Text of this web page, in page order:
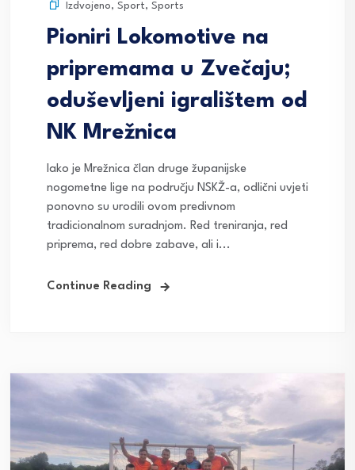
Izdvojeno, Sport, Sports
Pioniri Lokomotive na
pripremama u Zvečaju;
oduševljeni igralištem od
NK Mrežnica
Iako je Mrežnica član druge županijske
nogometne lige na području NSKŽ-a, odlični uvjeti
ponovno su urodili ovom predivnom
tradicionalnom suradnjom. Red treniranja, red
priprema, red dobre zabave, ali i...
Continue Reading